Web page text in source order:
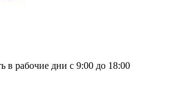
в рабочие дни с 9:00 до 18:00